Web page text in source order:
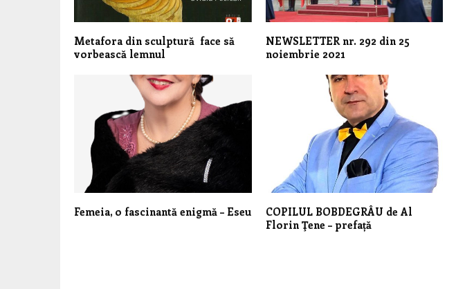
Metafora din sculptură face să
vorbească lemnul
NEWSLETTER nr. 292 din 25
noiembrie 2021
Femeia, o fascinantă enigmă – Eseu
COPILUL BOBDEGRÂU de Al
Florin Ţene – prefață